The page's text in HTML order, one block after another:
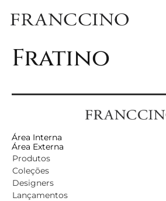
Bloco Banco
Fratino
Área Interna
Área Externa
Produtos
Coleções
Designers
Lançamentos